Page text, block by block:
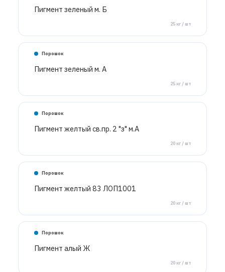
Пигмент зеленый м. Б
25 кг / шт
Порошок
Пигмент зеленый м. А
25 кг / шт
Порошок
Пигмент желтый св.пр. 2 "з" м.А
20 кг / шт
Порошок
Пигмент желтый 83 ЛОП1001
20 кг / шт
Порошок
Пигмент алый Ж
20 кг / шт